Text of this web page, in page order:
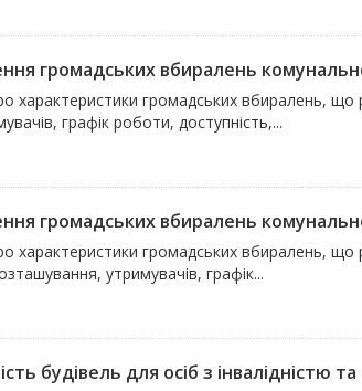
громадських вбиралень
характеристики громадських вбиралень, що
графік роботи, доступність,...
громадських вбиралень
характеристики громадських вбиралень, що
утримувачів, графік...
будівель для осіб з інвалідністю